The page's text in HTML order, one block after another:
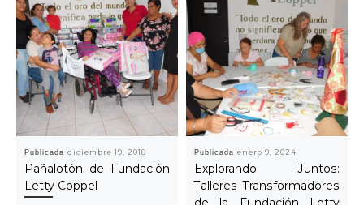
Publicadadiciembre 19, 2018
Pañalotón de Fundación
Letty Coppel
Publicadaenero 9, 2024
Explorando Juntos:
Talleres Transformadores